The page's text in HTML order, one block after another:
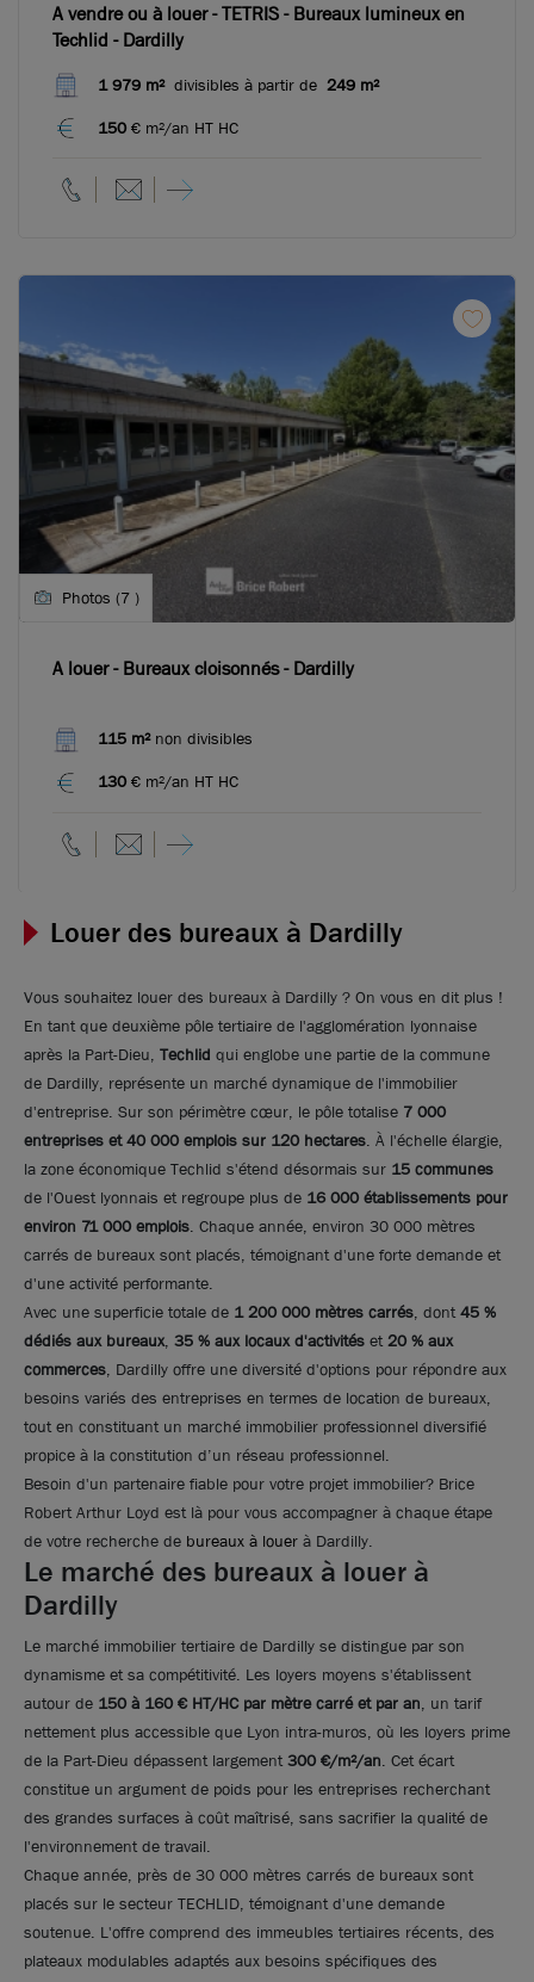
A vendre ou à louer - TETRIS - Bureaux lumineux en
Techlid - Dardilly
1 979 m²divisibles à partir de 249 m²
150 € m²/an HT HC
Photos (7 )
A louer - Bureaux cloisonnés - Dardilly
115 m²non divisibles
130 € m²/an HT HC
Photos (7 )
A louer - NORLY 2 - Bureaux sur la techlid - Dardilly
194 m²non divisibles
146€ m²/an HT HC
Photos (6 )
A louer - Bâtiment mixte activités et bureaux avec
Louer des bureaux à Dardilly
Vous souhaitez louer des bureaux à Dardilly ? On vous en dit plus !
En tant que deuxième pôle tertiaire de l'agglomération lyonnaise
après la Part-Dieu, Techlid qui englobe une partie de la commune
de Dardilly, représente un marché dynamique de l'immobilier
d'entreprise. Sur son périmètre cœur, le pôle totalise 7 000
entreprises et 40 000 emplois sur 120 hectares. À l'échelle élargie,
la zone économique Techlid s'étend désormais sur 15 communes
de l'Ouest lyonnais et regroupe plus de 16 000 établissements pour
environ 71 000 emplois. Chaque année, environ 30 000 mètres
carrés de bureaux sont placés, témoignant d'une forte demande et
d'une activité performante.
Avec une superficie totale de 1 200 000 mètres carrés, dont 45 %
dédiés aux bureaux, 35 % aux locaux d'activités et 20 % aux
commerces, Dardilly offre une diversité d'options pour répondre aux
besoins variés des entreprises en termes de location de bureaux,
tout en constituant un marché immobilier professionnel diversifié
propice à la constitution d’un réseau professionnel.
Besoin d'un partenaire fiable pour votre projet immobilier? Brice
Robert Arthur Loyd est là pour vous accompagner à chaque étape
de votre recherche de bureaux à louer à Dardilly.
Le marché des bureaux à louer à
Dardilly
Le marché immobilier tertiaire de Dardilly se distingue par son
dynamisme et sa compétitivité. Les loyers moyens s'établissent
autour de 150 à 160 € HT/HC par mètre carré et par an, un tarif
nettement plus accessible que Lyon intra-muros, où les loyers prime
de la Part-Dieu dépassent largement 300 €/m²/an. Cet écart
constitue un argument de poids pour les entreprises recherchant
des grandes surfaces à coût maîtrisé, sans sacrifier la qualité de
l'environnement de travail.
Chaque année, près de 30 000 mètres carrés de bureaux sont
placés sur le secteur TECHLID, témoignant d'une demande
soutenue. L'offre comprend des immeubles tertiaires récents, des
plateaux modulables adaptés aux besoins spécifiques des